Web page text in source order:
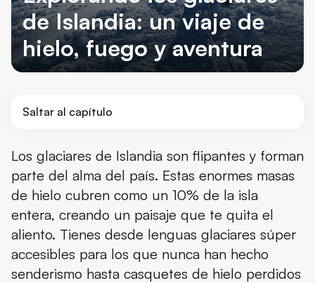
de Islandia: un viaje de
hielo, fuego y aventura
Saltar al capítulo
La importancia de los glaciares de Islandia
Los glaciares más famosos de Islandia
Cómo los glaciares moldean el paisaje
¿Se puede caminar sobre un glaciar?
Los glaciares de Islandia son flipantes y forman
parte del alma del país. Estas enormes masas
de hielo cubren como un 10% de la isla
entera, creando un paisaje que te quita el
aliento. Tienes desde lenguas glaciares súper
accesibles para los que nunca han hecho
senderismo hasta casquetes de hielo perdidos